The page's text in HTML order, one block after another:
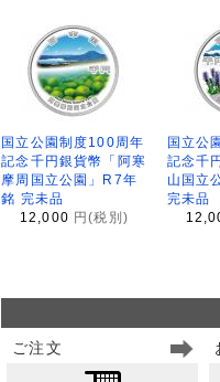
国立公園制度100周年
記念千円銀貨幣「阿寒
摩周国立公園」R7年
銘 完未品
12,000 円(税別)
国立公
記念千
山国立
完未品
ご注文